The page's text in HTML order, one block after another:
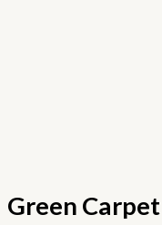
Green Carpet